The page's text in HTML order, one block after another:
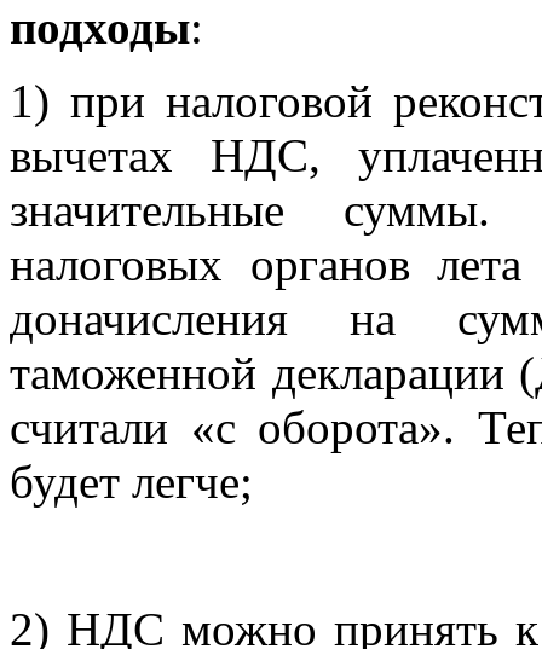
подходы:
1) при налоговой
вычетах НДС,
значительные
налоговых органов
доначисления на
таможенной
считали «с оборота».
будет легче;
2) НДС можно принять к